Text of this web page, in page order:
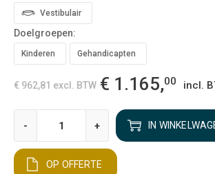
Vestibulair
Doelgroepen:
Kinderen Gehandicapten
€ 962,81 excl. BTW € 1.165,00 incl.
- + IN
OP OFFERTE